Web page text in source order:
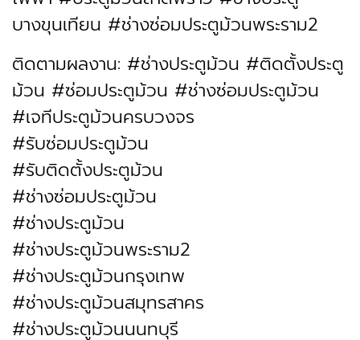
บางขุนเทียน #ช่างซ่อมประตูม้วนพระราม2
ติดตามผลงาน: #ช่างประตูม้วน #ติดตั้งประตู
ม้วน #ซ่อมประตูม้วน #ช่างซ่อมประตูม้วน
#เจทีประตูม้วนครบวงจร
#รับซ่อมประตูม้วน
#รับติดตั้งประตูม้วน
#ช่างซ่อมประตูม้วน
#ช่างประตูม้วน
#ช่างประตูม้วนพระราม2
#ช่างประตูม้วนกรุงเทพ
#ช่างประตูม้วนสมุทรสาคร
#ช่างประตูม้วนนนทบุรี